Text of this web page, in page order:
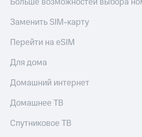
Заменить SIM-карту
Перейти на eSIM
Для дома
Домашний интернет
Домашнее ТВ
Спутниковое ТВ